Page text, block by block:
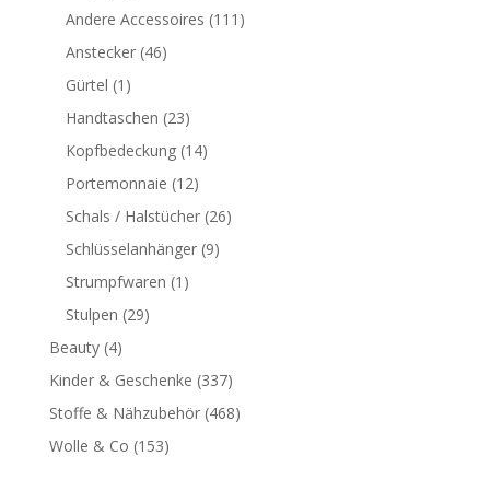
Andere Accessoires (111)
Anstecker (46)
Gürtel (1)
Handtaschen (23)
Kopfbedeckung (14)
Portemonnaie (12)
Schals / Halstücher (26)
Schlüsselanhänger (9)
Strumpfwaren (1)
Stulpen (29)
Beauty (4)
Kinder & Geschenke (337)
Stoffe & Nähzubehör (468)
Wolle & Co (153)